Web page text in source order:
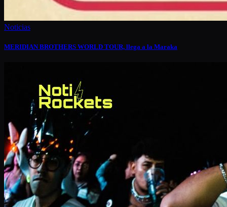
Noticias
MERIDIAN BROTHERS WORLD TOUR, llega a la Maraka